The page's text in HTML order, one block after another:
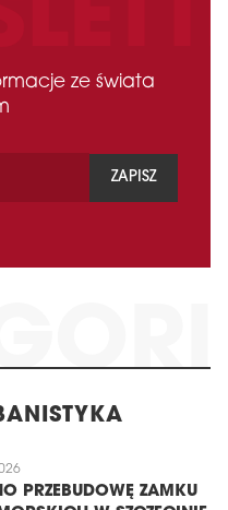
ze świata
ZAPISZ
PRZEBUDOWĘ ZAMKU